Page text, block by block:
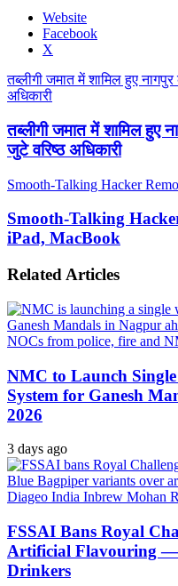
Website
Facebook
X
तब्लीगी जमात में शामिल हुए
अधिकारी
तब्लीगी जमात में शामिल हुए
जुटे वरिष्ठ अधिकारी
Smooth-Talking Hacker
Smooth-Talking
iPad, MacBook
Related Articles
NMC to Launch
System for Ganesh
2026
3 days ago
FSSAI Bans Royal
Artificial Flavouring
Drinkers